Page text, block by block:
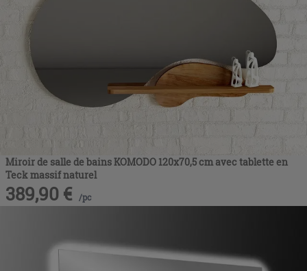
Miroir de salle de bains KOMODO 120x70,5 cm avec tablette en
Teck massif naturel
389,90 € /pc